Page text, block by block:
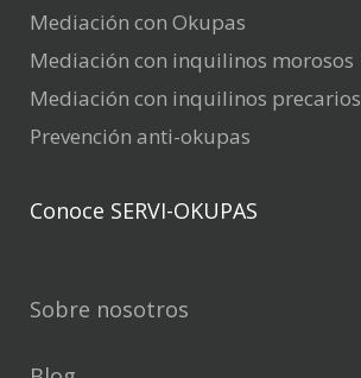
Mediación con Okupas
Mediación con inquilinos morosos
Mediación con inquilinos precarios
Prevención anti-okupas
Conoce SERVI-OKUPAS
Sobre nosotros